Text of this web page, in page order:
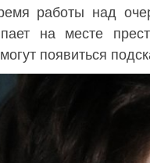
работы над
на месте
появиться